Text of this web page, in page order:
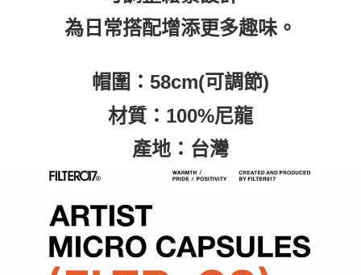
為日常搭配增添更多趣味。
帽圍：58cm(可調節)
材質：100%尼龍
產地：台灣